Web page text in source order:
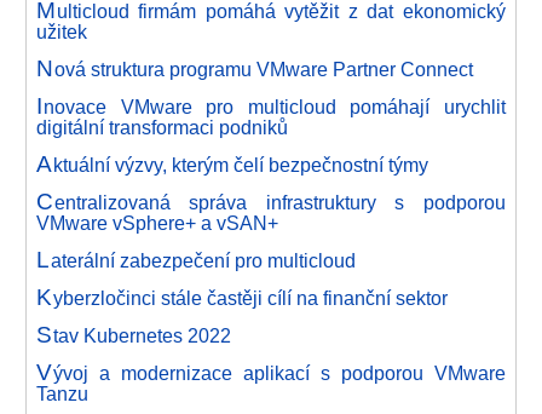
Multicloud firmám pomáhá vytěžit z dat ekonomický
užitek
Nová struktura programu VMware Partner Connect
Inovace VMware pro multicloud pomáhají urychlit
digitální transformaci podniků
Aktuální výzvy, kterým čelí bezpečnostní týmy
Centralizovaná správa infrastruktury s podporou
VMware vSphere+ a vSAN+
Laterální zabezpečení pro multicloud
Kyberzločinci stále častěji cílí na finanční sektor
Stav Kubernetes 2022
Vývoj a modernizace aplikací s podporou VMware
Tanzu